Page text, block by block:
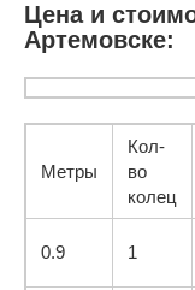
Цена и
Артемовске:
Метры
Кол-
во
колец
0.9 1